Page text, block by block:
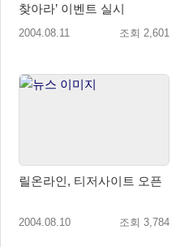
찾아라’ 이벤트 실시
2004.08.11 조회 2,601
릴온라인, 티저사이트 오픈
2004.08.10 조회 3,784